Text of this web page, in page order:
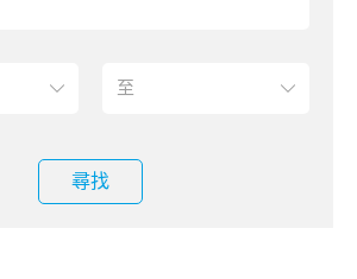
尋找